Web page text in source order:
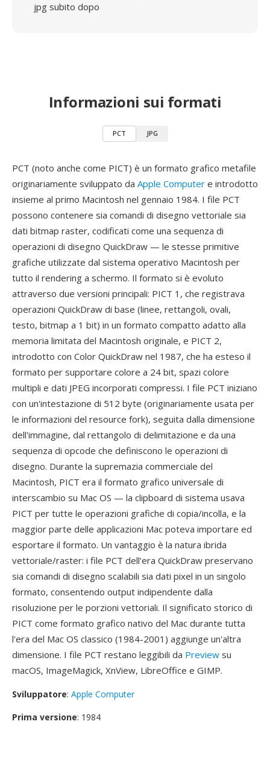
jpg subito dopo
Informazioni sui formati
PCT JPG
PCT (noto anche come PICT) è un formato grafico metafile
originariamente sviluppato da Apple Computer e introdotto
insieme al primo Macintosh nel gennaio 1984. I file PCT
possono contenere sia comandi di disegno vettoriale sia
dati bitmap raster, codificati come una sequenza di
operazioni di disegno QuickDraw — le stesse primitive
grafiche utilizzate dal sistema operativo Macintosh per
tutto il rendering a schermo. Il formato si è evoluto
attraverso due versioni principali: PICT 1, che registrava
operazioni QuickDraw di base (linee, rettangoli, ovali,
testo, bitmap a 1 bit) in un formato compatto adatto alla
memoria limitata del Macintosh originale, e PICT 2,
introdotto con Color QuickDraw nel 1987, che ha esteso il
formato per supportare colore a 24 bit, spazi colore
multipli e dati JPEG incorporati compressi. I file PCT iniziano
con un'intestazione di 512 byte (originariamente usata per
le informazioni del resource fork), seguita dalla dimensione
dell'immagine, dal rettangolo di delimitazione e da una
sequenza di opcode che definiscono le operazioni di
disegno. Durante la supremazia commerciale del
Macintosh, PICT era il formato grafico universale di
interscambio su Mac OS — la clipboard di sistema usava
PICT per tutte le operazioni grafiche di copia/incolla, e la
maggior parte delle applicazioni Mac poteva importare ed
esportare il formato. Un vantaggio è la natura ibrida
vettoriale/raster: i file PCT dell'era QuickDraw preservano
sia comandi di disegno scalabili sia dati pixel in un singolo
formato, consentendo output indipendente dalla
risoluzione per le porzioni vettoriali. Il significato storico di
PICT come formato grafico nativo del Mac durante tutta
l'era del Mac OS classico (1984-2001) aggiunge un'altra
dimensione. I file PCT restano leggibili da Preview su
macOS, ImageMagick, XnView, LibreOffice e GIMP.
Sviluppatore: Apple Computer
Prima versione: 1984